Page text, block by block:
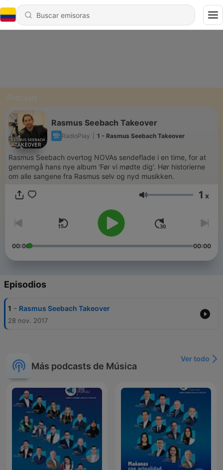
Podcasts
Rasmus Seebach Takeover
RadioPlay 1 - Rasmus Seebach Takeover
Rasmus Seebach overtog NOVAs sendeflade i en time, for at
gennemgå hans nye album 'Før vi mødte dig'. Hør historierne
om alle sangene fra Rasmus selv og nyd musikken.
Volumen 1 x
00:00 00:00
Episodios
1 - Rasmus Seebach Takeover
28 nov. 2017
Más podcasts de Música
Ver todo